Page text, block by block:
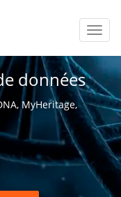
données
MyHeritage,